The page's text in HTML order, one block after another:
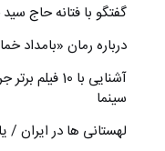
گفتگو با فتانه حاج
درباره رمان «بامداد
آشنایی با
سینما
لهستانی ها در ایران /